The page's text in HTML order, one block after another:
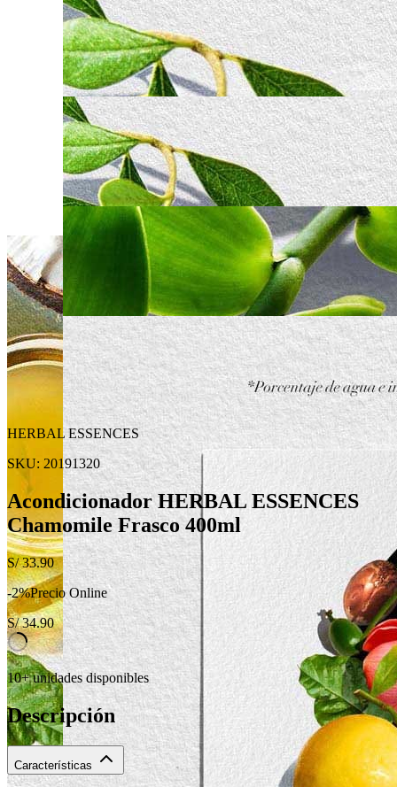
HERBAL ESSENCES
SKU: 20191320
Acondicionador HERBAL ESSENCES
Chamomile Frasco 400ml
S/33.90
-2%Precio Online
S/34.90
10+ unidades disponibles
Descripción
Características